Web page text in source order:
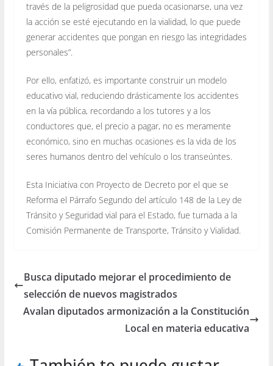
través de la peligrosidad que pueda ocasionarse, una vez
la acción se esté ejecutando en la vialidad, lo que puede
generar accidentes que pongan en riesgo las integridades
personales”.
Por ello, enfatizó, es importante construir un modelo
educativo vial, reduciendo drásticamente los accidentes
en la vía pública, recordando a los tutores y a los
conductores que, el precio a pagar, no es meramente
económico, sino en muchas ocasiones es la vida de los
seres humanos dentro del vehículo o los transeúntes.
Esta Iniciativa con Proyecto de Decreto por el que se
Reforma el Párrafo Segundo del artículo 148 de la Ley de
Tránsito y Seguridad vial para el Estado, fue turnada a la
Comisión Permanente de Transporte, Tránsito y Vialidad.
Busca diputado mejorar el procedimiento de
selección de nuevos magistrados
Avalan diputados armonización a la Constitución
Local en materia educativa